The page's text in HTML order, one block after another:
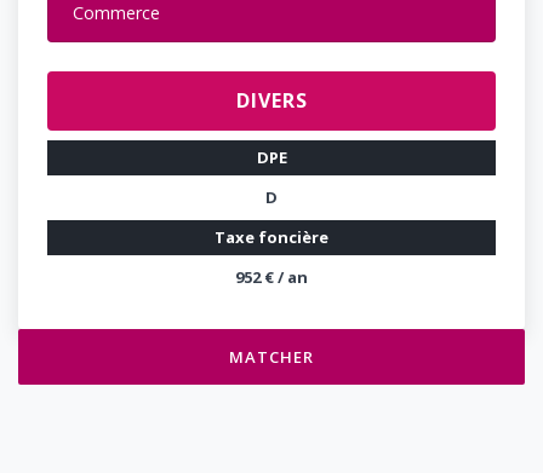
Commerce
DIVERS
DPE
D
Taxe foncière
952 € / an